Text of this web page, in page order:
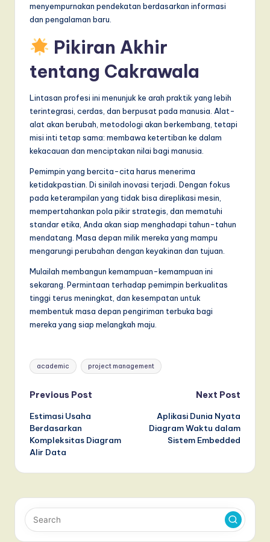
menyempurnakan pendekatan berdasarkan informasi
dan pengalaman baru.
Pikiran Akhir
tentang Cakrawala
Lintasan profesi ini menunjuk ke arah praktik yang lebih
terintegrasi, cerdas, dan berpusat pada manusia. Alat-
alat akan berubah, metodologi akan berkembang, tetapi
misi inti tetap sama: membawa ketertiban ke dalam
kekacauan dan menciptakan nilai bagi manusia.
Pemimpin yang bercita-cita harus menerima
ketidakpastian. Di sinilah inovasi terjadi. Dengan fokus
pada keterampilan yang tidak bisa direplikasi mesin,
mempertahankan pola pikir strategis, dan mematuhi
standar etika, Anda akan siap menghadapi tahun-tahun
mendatang. Masa depan milik mereka yang mampu
mengarungi perubahan dengan keyakinan dan tujuan.
Mulailah membangun kemampuan-kemampuan ini
sekarang. Permintaan terhadap pemimpin berkualitas
tinggi terus meningkat, dan kesempatan untuk
membentuk masa depan pengiriman terbuka bagi
mereka yang siap melangkah maju.
Tags:
academic project management
Post
navigation
Previous Post
Estimasi Usaha
Berdasarkan
Kompleksitas Diagram
Alir Data
Next Post
Aplikasi Dunia Nyata
Diagram Waktu dalam
Sistem Embedded